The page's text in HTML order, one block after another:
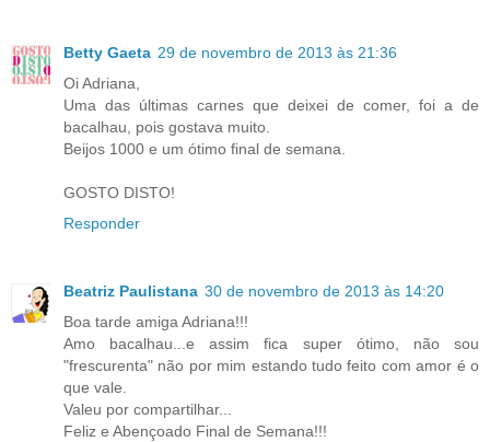
Betty Gaeta 29 de novembro de 2013 às 21:36
Oi Adriana,
Uma das últimas carnes que deixei de comer, foi a de
bacalhau, pois gostava muito.
Beijos 1000 e um ótimo final de semana.
GOSTO DISTO!
Responder
Beatriz Paulistana 30 de novembro de 2013 às 14:20
Boa tarde amiga Adriana!!!
Amo bacalhau...e assim fica super ótimo, não sou
"frescurenta" não por mim estando tudo feito com amor é o
que vale.
Valeu por compartilhar...
Feliz e Abençoado Final de Semana!!!